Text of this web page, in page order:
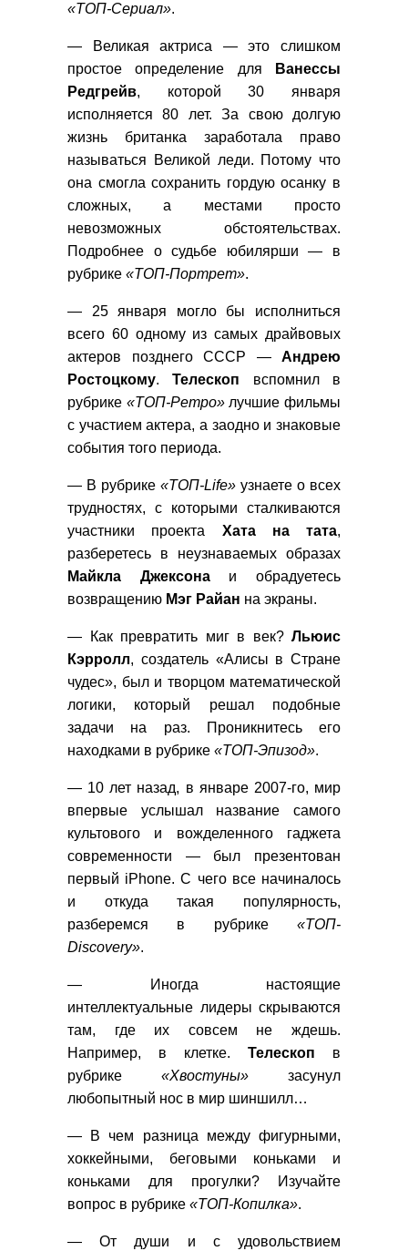
«ТОП-Сериал».
— Великая актриса — это слишком
простое определение для
Ванессы
Редгрейв, которой 30 января
исполняется 80 лет. За свою долгую
жизнь британка заработала право
называться Великой леди. Потому что
она смогла сохранить гордую осанку в
сложных, а местами просто
невозможных обстоятельствах.
Подробнее о судьбе юбилярши — в
рубрике «ТОП-Портрет».
— 25 января могло бы исполниться
всего 60 одному из самых драйвовых
актеров позднего СССР — Андрею
Ростоцкому.Телескоп вспомнил в
рубрике «ТОП-Ретро»лучшие фильмы
с участием актера, а заодно и знаковые
события того периода.
— В рубрике «ТОП-Life» узнаете о всех
трудностях, с которыми сталкиваются
участники проекта Хата на тата,
разберетесь в неузнаваемых образах
Майкла
Джексонаи обрадуетесь
возвращению Мэг Райан на экраны.
— Как превратить миг в век? Льюис
Кэрролл, создатель «Алисы в Стране
чудес», был и творцом математической
логики, который решал подобные
задачи на раз. Проникнитесь его
находками в рубрике «ТОП-Эпизод».
— 10 лет назад, в январе 2007-го, мир
впервые услышал название самого
культового и вожделенного гаджета
современности — был презентован
первый iPhone. С чего все начиналось
и откуда такая популярность,
разберемся в рубрике«ТОП-
Discovery».
— Иногда настоящие
интеллектуальные лидеры скрываются
там, где их совсем не ждешь.
Например, в клетке. Телескоп в
рубрике «Хвостуны» засунул
любопытный нос в мир шиншилл…
— В чем разница между фигурными,
хоккейными, беговыми коньками и
коньками для прогулки? Изучайте
вопрос в рубрике «ТОП-Копилка».
— От души и с удовольствием